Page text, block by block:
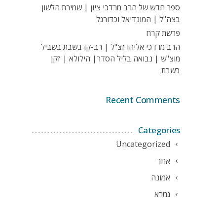
ספר חדש של הרב מרדכי ציון | שמירת הלשון
בצה"ל | המונדיאל וכדורגל
פרשת קרח
הרב מרדכי אליהו זצ"ל | רב-קו בשבת בשביל
מוצ"ש | נבואה בליל הסדר| הילולא | זקן
בשבת
Recent Comments
Categories
Uncategorized
אחר
אמונה
גמרא